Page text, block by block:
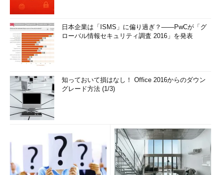
■この記事と関連性の高い別の記事
インストール時に強制的にシステム タイプを指定する方
法（TIPS）
現在使用されているHALのファイル名を調査する
（TIPS）
Windows 2000で選択可能なHALのシステム タイプ
（TIPS）
マルチプロセッサ システムが正しく機能しないときには
（MPS BIOSバージョンを確認・変更する）
アップグレード インストールに潜む危険性
「
日本企業は「ISMS」に偏り過ぎ？――PwCが「グ
ローバル情報セキュリティ調査 2016」を発表
知っておいて損はなし！ Office 2016からのダウン
グレード方法 (1/3)